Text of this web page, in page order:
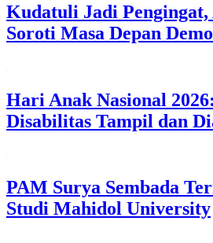
Kudatuli Jadi Pengingat,
Soroti Masa Depan
Hari Anak Nasional
Disabilitas Tampil dan
PAM Surya Sembada
Studi Mahidol University